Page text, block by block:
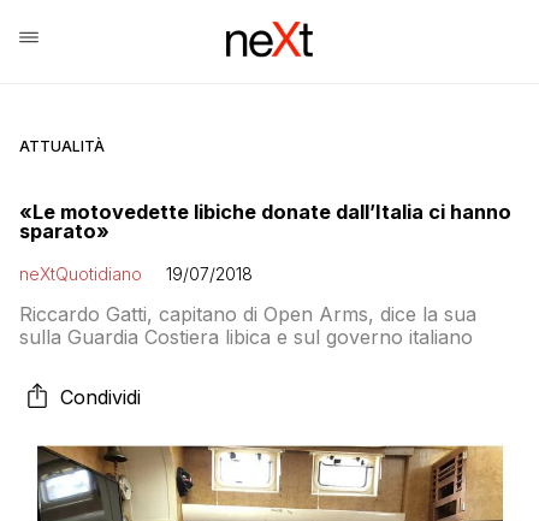
ATTUALITÀ
«Le motovedette libiche donate dall’Italia ci hanno
sparato»
neXtQuotidiano 19/07/2018
Riccardo Gatti, capitano di Open Arms, dice la sua
sulla Guardia Costiera libica e sul governo italiano
Condividi